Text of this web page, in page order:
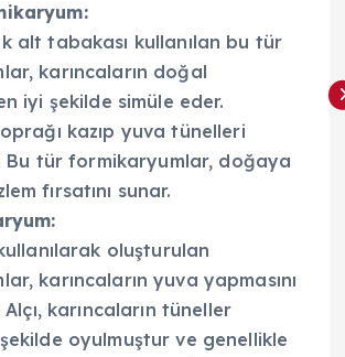
alt tabakası kullanılan bu tür
karıncaların doğal
iyi şekilde simüle eder.
kazıp yuva tünelleri
Bu tür formikaryumlar, doğaya
fırsatını sunar.
oluşturulan
karıncaların yuva yapmasını
Alçı, karıncaların tüneller
oyulmuştur ve genellikle